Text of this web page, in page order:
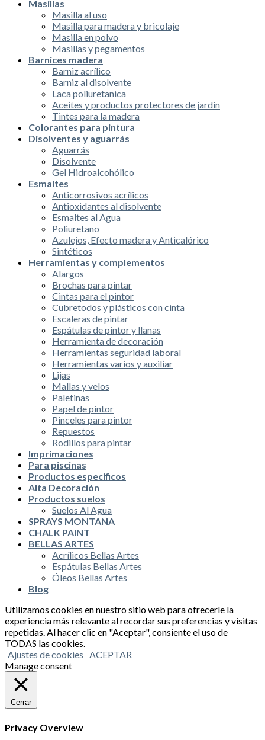
Masillas
Masilla al uso
Masilla para madera y bricolaje
Masilla en polvo
Masillas y pegamentos
Barnices madera
Barniz acrílico
Barniz al disolvente
Laca poliuretanica
Aceites y productos protectores de jardín
Tintes para la madera
Colorantes para pintura
Disolventes y aguarrás
Aguarrás
Disolvente
Gel Hidroalcohólico
Esmaltes
Anticorrosivos acrílicos
Antioxidantes al disolvente
Esmaltes al Agua
Poliuretano
Azulejos, Efecto madera y Anticalórico
Sintéticos
Herramientas y complementos
Alargos
Brochas para pintar
Cintas para el pintor
Cubretodos y plásticos con cinta
Escaleras de pintar
Espátulas de pintor y llanas
Herramienta de decoración
Herramientas seguridad laboral
Herramientas varios y auxiliar
Lijas
Mallas y velos
Paletinas
Papel de pintor
Pinceles para pintor
Repuestos
Rodillos para pintar
Imprimaciones
Para piscinas
Productos especificos
Alta Decoración
Productos suelos
Suelos Al Agua
SPRAYS MONTANA
CHALK PAINT
BELLAS ARTES
Acrílicos Bellas Artes
Espátulas Bellas Artes
Óleos Bellas Artes
Blog
Utilizamos cookies en nuestro sitio web para ofrecerle la
experiencia más relevante al recordar sus preferencias y visitas
repetidas. Al hacer clic en "Aceptar", consiente el uso de
TODAS las cookies.
Ajustes de cookies ACEPTAR
Manage consent
Cerrar
Privacy Overview